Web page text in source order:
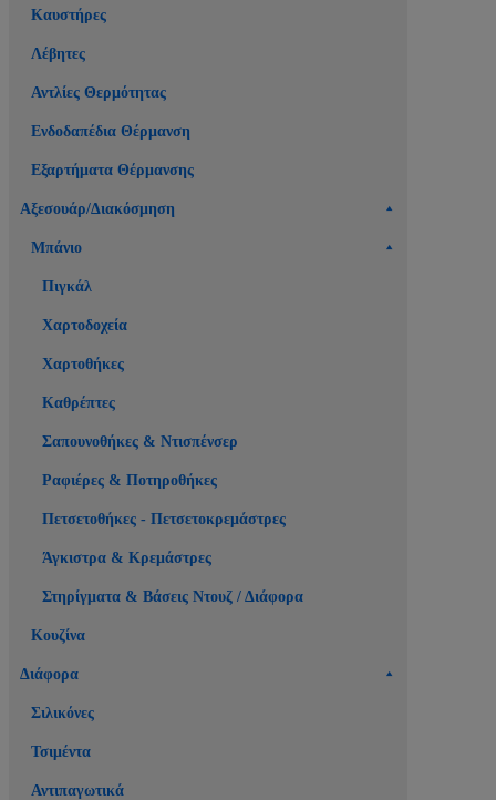
Καυστήρες
Λέβητες
Αντλίες Θερμότητας
Ενδοδαπέδια Θέρμανση
Εξαρτήματα Θέρμανσης
Αξεσουάρ/Διακόσμηση
Μπάνιο
Πιγκάλ
Χαρτοδοχεία
Χαρτοθήκες
Καθρέπτες
Σαπουνοθήκες & Ντισπένσερ
Ραφιέρες & Ποτηροθήκες
Πετσετοθήκες - Πετσετοκρεμάστρες
Άγκιστρα & Κρεμάστρες
Στηρίγματα & Βάσεις Ντουζ / Διάφορα
Κουζίνα
Διάφορα
Σιλικόνες
Τσιμέντα
Αντιπαγωτικά